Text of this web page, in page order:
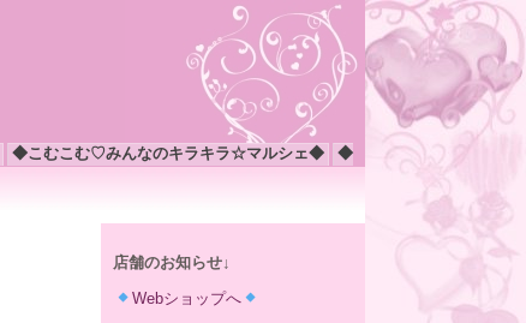
◆こむこむ♡みんなのキラキラ☆マルシェ◆
◆
店舗のお知らせ↓
Webショップへ